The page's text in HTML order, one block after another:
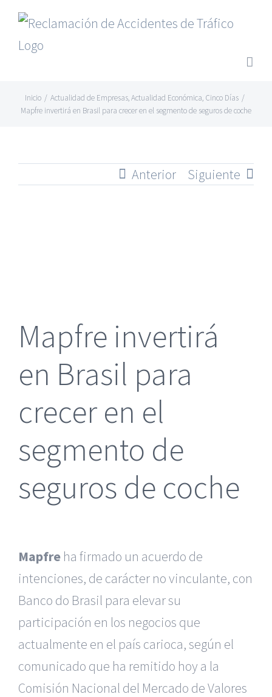
Saltar
contenido
Inicio / Actualidad de Empresas,Actualidad Económica, Cinco Días /
Mapfre invertirá en Brasil para crecer en el segmento de seguros de coche
Anterior Siguiente
Mapfre invertirá
en Brasil para
crecer en el
segmento de
seguros de coche
Mapfre ha firmado un acuerdo de
intenciones, de carácter no vinculante, con
Banco do Brasil para elevar su
participación en los negocios que
actualmente en el país carioca, según el
comunicado que ha remitido hoy a la
Comisión Nacional del Mercado de Valores